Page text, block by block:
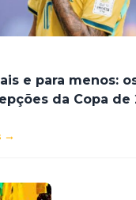
e para menos:
da Copa de
→